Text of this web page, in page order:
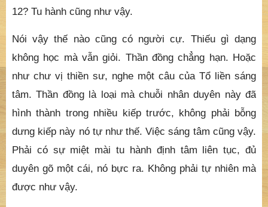
12? Tu hành cũng như vậy.
Nói vậy thế nào cũng có người cự. Thiếu gì dạng
không học mà vẫn giỏi. Thần đồng chẳng hạn. Hoặc
như chư vị thiền sư, nghe một câu của Tổ liền sáng
tâm. Thần đồng là loại mà chuỗi nhân duyên này đã
hình thành trong nhiều kiếp trước, không phải bỗng
dưng kiếp này nó tự như thế. Việc sáng tâm cũng vậy.
Phải có sự miệt mài tu hành định tâm liên tục, đủ
duyên gõ một cái, nó bực ra. Không phải tự nhiên mà
được như vậy.